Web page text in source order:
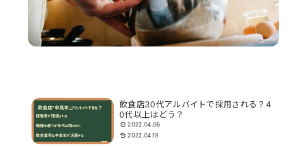
飲食店30代アルバイトで採用される？4
0代以上はどう？
2022.04.06
2022.04.18